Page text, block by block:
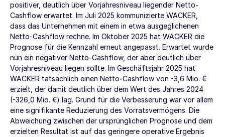
positiver, deutlich über Vorjahresniveau liegender Netto-
Cashflow erwartet. Im Juli 2025 kommunizierte WACKER,
dass das Unternehmen mit einem in etwa ausgeglichenen
Netto-Cashflow rechne. Im Oktober 2025 hat WACKER die
Prognose für die Kennzahl erneut angepasst. Erwartet wurde
nun ein negativer Netto-Cashflow, der aber deutlich über
Vorjahresniveau liegen sollte. Im Geschäftsjahr 2025 hat
WACKER tatsächlich einen Netto-Cashflow von -3,6 Mio. €
erzielt, der damit deutlich über dem Wert des Jahres 2024
(-326,0 Mio. €) lag. Grund für die Verbesserung war vor allem
eine signifikante Reduzierung des Vorratsvermögens. Die
Abweichung zwischen der ursprünglichen Prognose und dem
erzielten Resultat ist auf das geringere operative Ergebnis